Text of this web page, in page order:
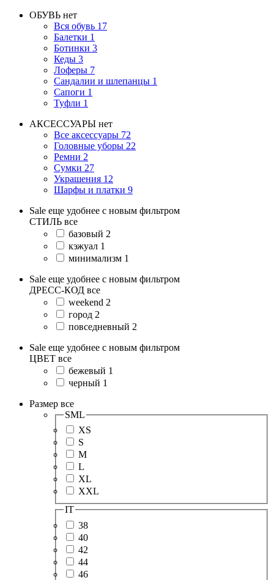
ОБУВЬ нет
Вся обувь 17
Балетки 1
Ботинки 3
Кеды 3
Лоферы 7
Сандалии и шлепанцы 1
Сапоги 1
Туфли 1
АКСЕССУАРЫ нет
Все аксессуары 72
Головные уборы 22
Ремни 2
Сумки 27
Украшения 12
Шарфы и платки 9
Sale еще удобнее с новым фильтром
СТИЛЬ все
базовый 2
кэжуал 1
минимализм 1
Sale еще удобнее с новым фильтром
ДРЕСС-КОД все
weekend 2
город 2
повседневный 2
Sale еще удобнее с новым фильтром
ЦВЕТ все
бежевый 1
черный 1
Размер все
SML
XS
S
M
L
XL
XXL
IT
38
40
42
44
46